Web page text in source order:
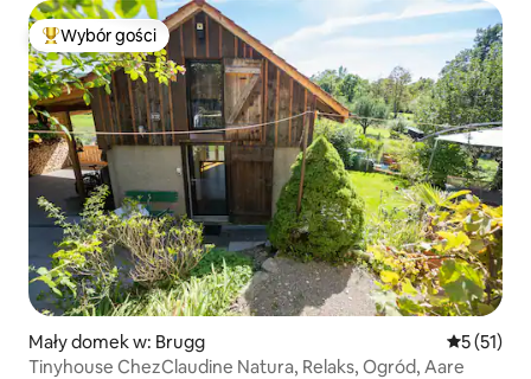
Najpopularniejsze z kategorii Wybór gości
Wybór gości
Mały domek w: Brugg Średnia
5 (51)
Tinyhouse ChezClaudine Natura, Relaks, Ogród, Aare